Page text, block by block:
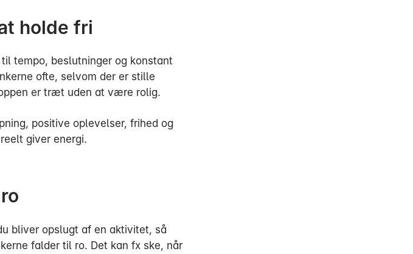
holde fri
tempo, beslutninger og konstant
ofte, selvom der er stille
er træt uden at være rolig.
positive oplevelser, frihed og
giver energi.
bliver opslugt af en aktivitet, så
falder til ro. Det kan fx ske, når